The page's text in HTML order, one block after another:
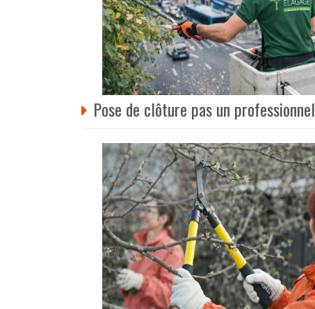
Pose de clôture pas un professionnel